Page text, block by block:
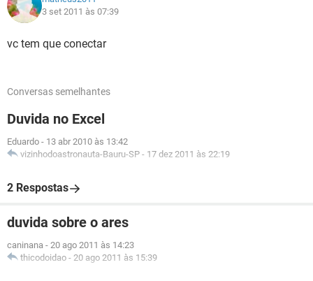
3 set 2011 às 07:39
vc tem que conectar
Conversas semelhantes
Duvida no Excel
Eduardo - 13 abr 2010 às 13:42
vizinhodoastronauta-Bauru-SP - 17 dez 2011 às 22:19
2 Respostas
duvida sobre o ares
caninana - 20 ago 2011 às 14:23
thicodoidao - 20 ago 2011 às 15:39